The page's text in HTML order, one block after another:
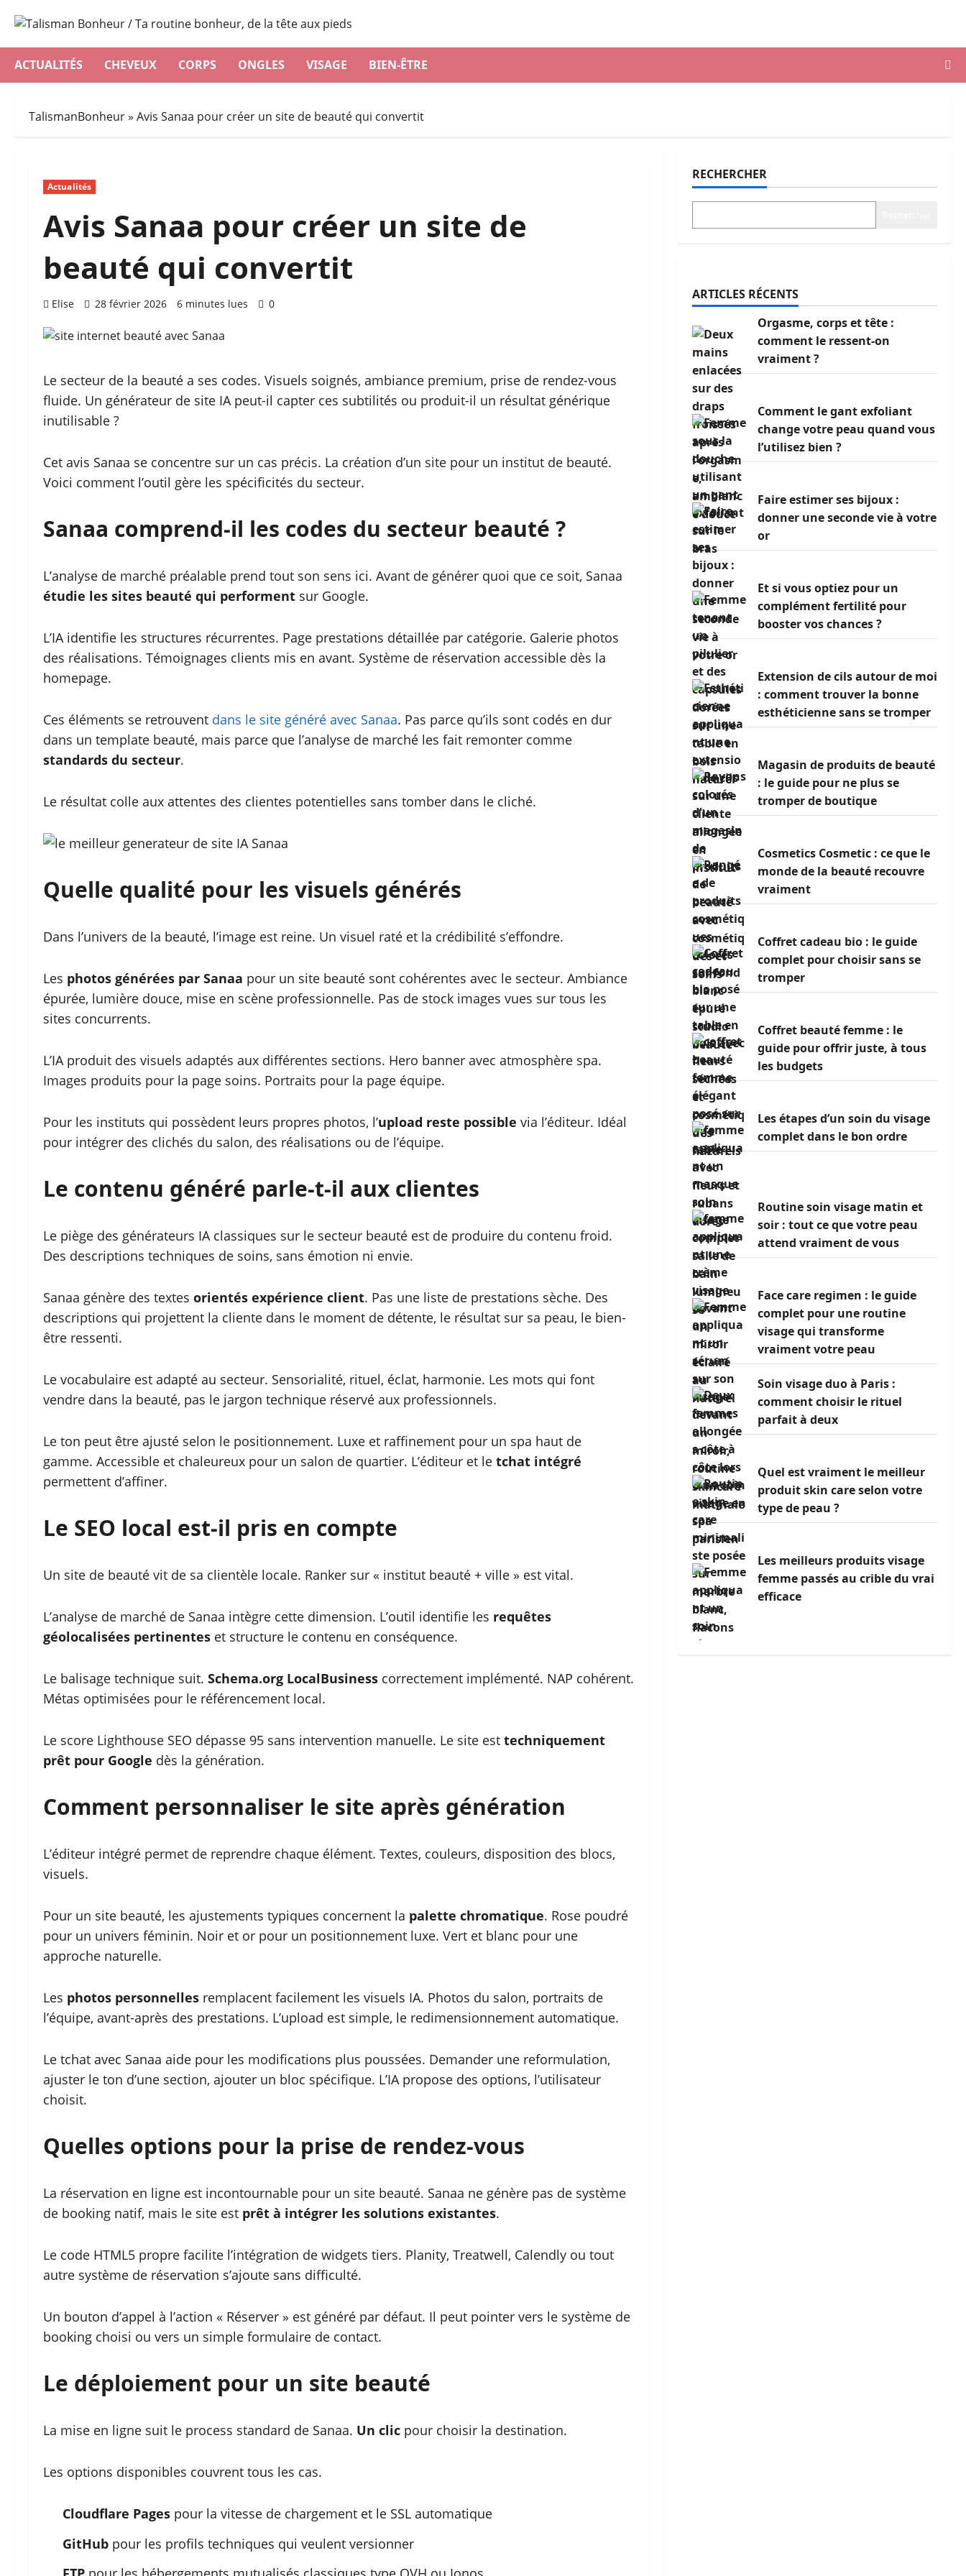
contenu
ACTUALITÉS
CHEVEUX CORPS ONGLES VISAGE BIEN-ÊTRE
TalismanBonheur» Avis Sanaa pour créer un site de beauté qui convertit
Actualités
Avis Sanaa pour créer un site de
beauté qui convertit
Elise 28 février 2026 6 minutes lues 0
Le secteur de la beauté a ses codes. Visuels soignés, ambiance premium, prise de rendez-vous
fluide. Un générateur de site IA peut-il capter ces subtilités ou produit-il un résultat générique
inutilisable ?
Cet avis Sanaa se concentre sur un cas précis. La création d’un site pour un institut de beauté.
Voici comment l’outil gère les spécificités du secteur.
Sanaa comprend-il les codes du secteur beauté ?
L’analyse de marché préalable prend tout son sens ici. Avant de générer quoi que ce soit, Sanaa
étudie les sites beauté qui performent sur Google.
L’IA identifie les structures récurrentes. Page prestations détaillée par catégorie. Galerie photos
des réalisations. Témoignages clients mis en avant. Système de réservation accessible dès la
homepage.
Ces éléments se retrouvent dans le site généré avec Sanaa. Pas parce qu’ils sont codés en dur
dans un template beauté, mais parce que l’analyse de marché les fait remonter comme
standards du secteur.
Le résultat colle aux attentes des clientes potentielles sans tomber dans le cliché.
Quelle qualité pour les visuels générés
Dans l’univers de la beauté, l’image est reine. Un visuel raté et la crédibilité s’effondre.
Les photos générées par Sanaa pour un site beauté sont cohérentes avec le secteur. Ambiance
épurée, lumière douce, mise en scène professionnelle. Pas de stock images vues sur tous les
sites concurrents.
L’IA produit des visuels adaptés aux différentes sections. Hero banner avec atmosphère spa.
Images produits pour la page soins. Portraits pour la page équipe.
Pour les instituts qui possèdent leurs propres photos, l’upload reste possible via l’éditeur. Idéal
pour intégrer des clichés du salon, des réalisations ou de l’équipe.
Le contenu généré parle-t-il aux clientes
Le piège des générateurs IA classiques sur le secteur beauté est de produire du contenu froid.
Des descriptions techniques de soins, sans émotion ni envie.
Sanaa génère des textes orientés expérience client. Pas une liste de prestations sèche. Des
descriptions qui projettent la cliente dans le moment de détente, le résultat sur sa peau, le bien-
être ressenti.
Le vocabulaire est adapté au secteur. Sensorialité, rituel, éclat, harmonie. Les mots qui font
vendre dans la beauté, pas le jargon technique réservé aux professionnels.
Le ton peut être ajusté selon le positionnement. Luxe et raffinement pour un spa haut de
gamme. Accessible et chaleureux pour un salon de quartier. L’éditeur et le tchat intégré
permettent d’affiner.
Le SEO local est-il pris en compte
Un site de beauté vit de sa clientèle locale. Ranker sur « institut beauté + ville » est vital.
L’analyse de marché de Sanaa intègre cette dimension. L’outil identifie les requêtes
géolocalisées pertinentes et structure le contenu en conséquence.
Le balisage technique suit. Schema.org LocalBusiness correctement implémenté. NAP cohérent.
Métas optimisées pour le référencement local.
Le score Lighthouse SEO dépasse 95 sans intervention manuelle. Le site est techniquement
prêt pour Google dès la génération.
Comment personnaliser le site après génération
L’éditeur intégré permet de reprendre chaque élément. Textes, couleurs, disposition des blocs,
visuels.
Pour un site beauté, les ajustements typiques concernent la palette chromatique. Rose poudré
pour un univers féminin. Noir et or pour un positionnement luxe. Vert et blanc pour une
approche naturelle.
Les photos personnelles remplacent facilement les visuels IA. Photos du salon, portraits de
l’équipe, avant-après des prestations. L’upload est simple, le redimensionnement automatique.
Le tchat avec Sanaa aide pour les modifications plus poussées. Demander une reformulation,
ajuster le ton d’une section, ajouter un bloc spécifique. L’IA propose des options, l’utilisateur
choisit.
Quelles options pour la prise de rendez-vous
La réservation en ligne est incontournable pour un site beauté. Sanaa ne génère pas de système
de booking natif, mais le site est prêt à intégrer les solutions existantes.
Le code HTML5 propre facilite l’intégration de widgets tiers. Planity, Treatwell, Calendly ou tout
autre système de réservation s’ajoute sans difficulté.
Un bouton d’appel à l’action « Réserver » est généré par défaut. Il peut pointer vers le système de
booking choisi ou vers un simple formulaire de contact.
Le déploiement pour un site beauté
La mise en ligne suit le process standard de Sanaa. Un clic pour choisir la destination.
Les options disponibles couvrent tous les cas.
Cloudflare Pages pour la vitesse de chargement et le SSL automatique
GitHub pour les profils techniques qui veulent versionner
RECHERCHER
ARTICLES RÉCENTS
Orgasme, corps et tête :
comment le ressent-on
vraiment ?
Comment le gant exfoliant
change votre peau quand vous
l’utilisez bien ?
Faire estimer ses bijoux :
donner une seconde vie à votre
or
Et si vous optiez pour un
complément fertilité pour
booster vos chances ?
Extension de cils autour de moi
: comment trouver la bonne
esthéticienne sans se tromper
Magasin de produits de beauté
: le guide pour ne plus se
tromper de boutique
Cosmetics Cosmetic : ce que le
monde de la beauté recouvre
vraiment
Coffret cadeau bio : le guide
complet pour choisir sans se
tromper
Coffret beauté femme : le
guide pour offrir juste, à tous
les budgets
Les étapes d’un soin du visage
complet dans le bon ordre
Routine soin visage matin et
soir : tout ce que votre peau
attend vraiment de vous
Face care regimen : le guide
complet pour une routine
visage qui transforme
vraiment votre peau
Soin visage duo à Paris :
comment choisir le rituel
parfait à deux
Quel est vraiment le meilleur
produit skin care selon votre
type de peau ?
Les meilleurs produits visage
femme passés au crible du vrai
efficace